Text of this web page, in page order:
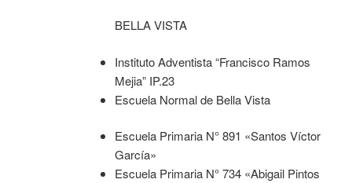
BELLA VISTA
Instituto Adventista “Francisco Ramos
Mejia” IP.23
Escuela Normal de Bella Vista
Escuela Primaria N° 891 «Santos Víctor
García»
Escuela Primaria N° 734 «Abigail Pintos